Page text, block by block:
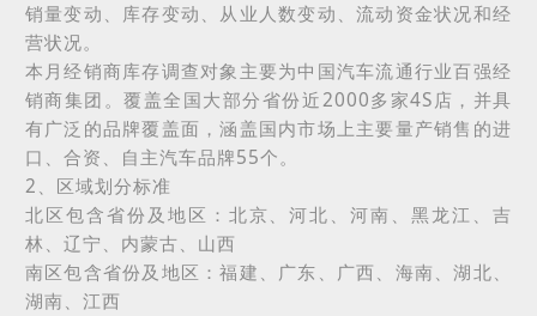
销量变动、库存变动、从业人数变动、流动资金状况和经
营状况。
本月经销商库存调查对象主要为中国汽车流通行业百强经
销商集团。覆盖全国大部分省份近2000多家4S店，并具
有广泛的品牌覆盖面，涵盖国内市场上主要量产销售的进
口、合资、自主汽车品牌55个。
2、区域划分标准
北区包含省份及地区：北京、河北、河南、黑龙江、吉
林、辽宁、内蒙古、山西
南区包含省份及地区：福建、广东、广西、海南、湖北、
湖南、江西